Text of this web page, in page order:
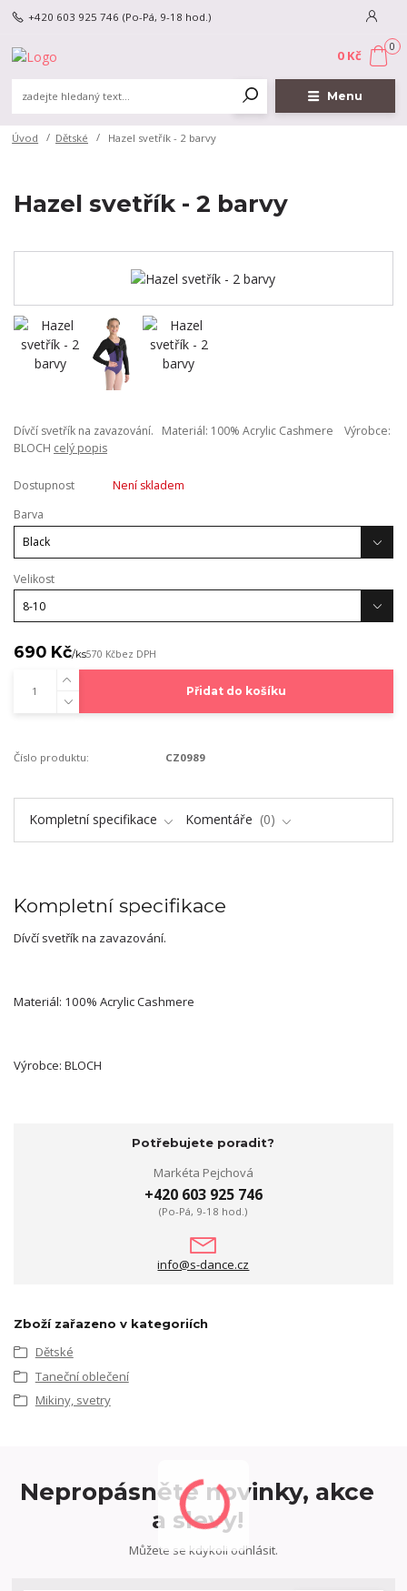
Menu
+420 603 925 746 (Po-Pá, 9-18 hod.)
0
0 Kč
Úvod Dětské Hazel svetřík - 2 barvy
Hazel svetřík - 2 barvy
Dívčí svetřík na zavazování. Materiál: 100% Acrylic Cashmere Výrobce:
BLOCH celý popis
Dostupnost
Není skladem
Barva
Velikost
690 Kč/ks570 Kčbez DPH
Přidat do košíku
Číslo produktu: CZ0989
Kompletní specifikace Komentáře 0
Kompletní specifikace
Dívčí svetřík na zavazování.
Materiál: 100% Acrylic Cashmere
Výrobce: BLOCH
Potřebujete poradit?
Markéta Pejchová
+420 603 925 746
(Po-Pá, 9-18 hod.)
info@s-dance.cz
Zboží zařazeno v kategoriích
Dětské
Taneční oblečení
Mikiny, svetry
Nepropásněte novinky, akce
a slevy!
Můžete se kdykoli odhlásit.